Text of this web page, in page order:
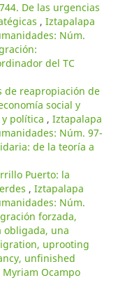
De las urgencias
, Iztapalapa
Núm.
del TC
de reapropiación de
social y
política , Iztapalapa
Núm. 97-
de la teoría a
Puerto: la
, Iztapalapa
Núm.
forzada,
obligada, una
uprooting
unfinished
Ocampo